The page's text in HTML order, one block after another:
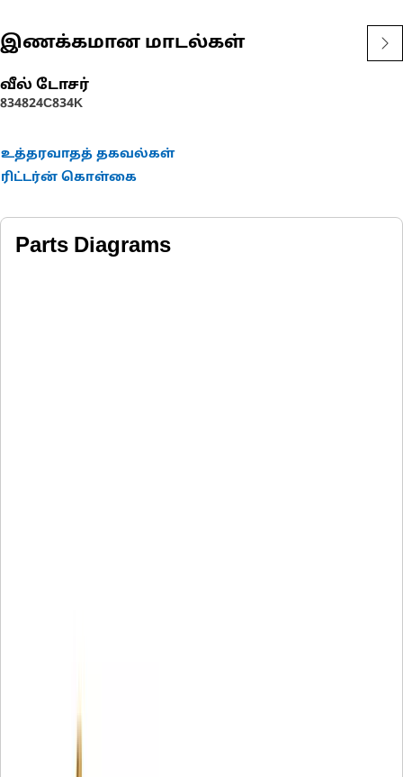
இணக்கமான மாடல்கள்
வீல் டோசர்
834824C834K
உத்தரவாதத் தகவல்கள்
ரிட்டர்ன் கொள்கை
Parts Diagrams